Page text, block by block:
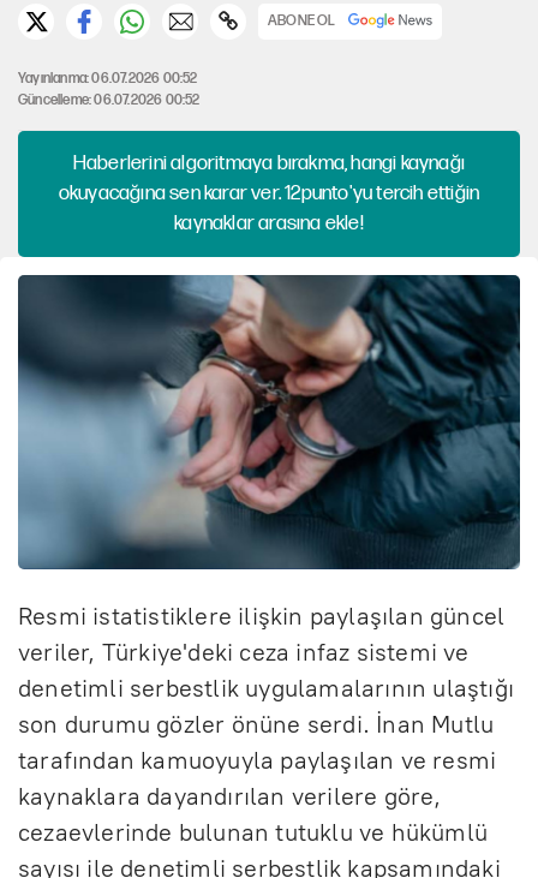
ABONE OL
Yayınlanma: 06.07.2026 00:52
Güncelleme: 06.07.2026 00:52
Haberlerini algoritmaya bırakma, hangi kaynağı
okuyacağına sen karar ver. 12punto'yu tercih ettiğin
kaynaklar arasına ekle!
Resmi istatistiklere ilişkin paylaşılan güncel
veriler, Türkiye'deki ceza infaz sistemi ve
denetimli serbestlik uygulamalarının ulaştığı
son durumu gözler önüne serdi. İnan Mutlu
tarafından kamuoyuyla paylaşılan ve resmi
kaynaklara dayandırılan verilere göre,
cezaevlerinde bulunan tutuklu ve hükümlü
sayısı ile denetimli serbestlik kapsamındaki